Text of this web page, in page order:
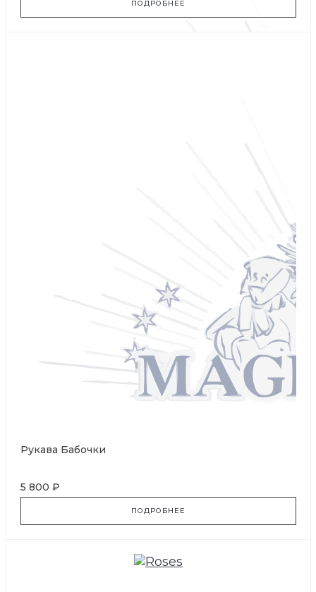
ПОДРОБНЕЕ
Рукава Бабочки
5 800 ₽
ПОДРОБНЕЕ